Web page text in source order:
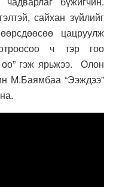
сайхан зүйлийг
цацруулж
ч тэр гоо
оо” гэж ярьжээ. Олон
М.Баямбаа “Ээждээ”